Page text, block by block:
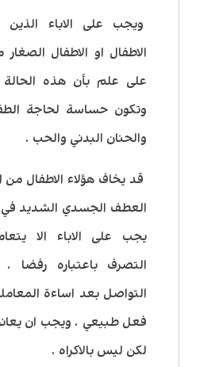
ويجب على الاباء الذين
الاطفال او الاطفال الصغار
على علم بأن هذه
وتكون حساسة لحاجة
والحنان البدني والحب .
قد يخاف هؤلاء الاطفال
العطف الجسدي الشديد في
يجب على الاباء الا
التصرف باعتباره رفضا .
التواصل بعد اساءة
فعل طبيعي . ويجب ان
لكن ليس بالاكراه .